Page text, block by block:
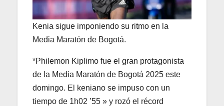
Kenia sigue imponiendo su ritmo en la
Media Maratón de Bogotá.
*Philemon Kiplimo fue el gran protagonista
de la Media Maratón de Bogotá 2025 este
domingo. El keniano se impuso con un
tiempo de 1h02 ’55 » y rozó el récord